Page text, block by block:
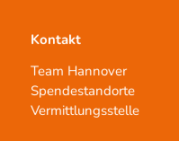
Kontakt
Team Hannover
Spendestandorte
Vermittlungsstelle